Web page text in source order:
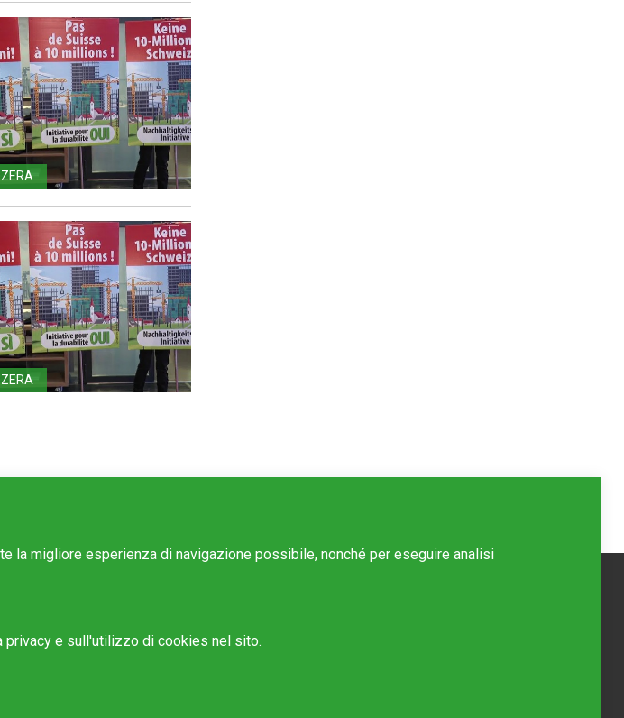
la migliore esperienza di navigazione possibile, nonché per eseguire analisi
privacy e sull'utilizzo di cookies nel sito.